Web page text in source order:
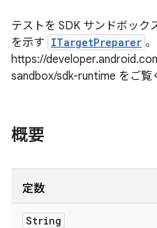
テストを SDK サンドボック
を示す ITargetPreparer 。
https://
sandbox/sdk-runtime をご覧
概要
定数
String